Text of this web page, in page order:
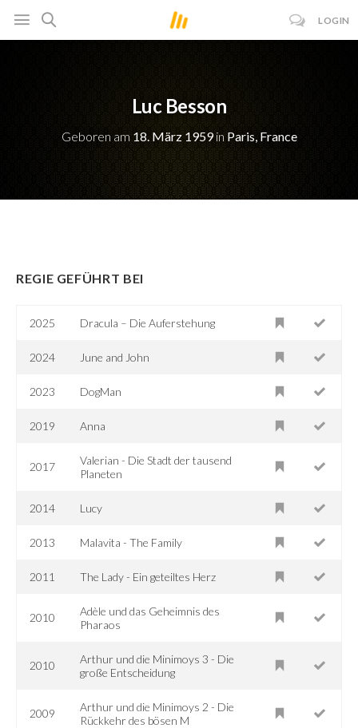
LOGIN
Luc Besson
Geboren am 18. März 1959in Paris, France
REGIE GEFÜHRT BEI
2025 Dracula – Die Auferstehung
2024 June and John
2023 DogMan
2019 Anna
2017
Valerian - Die Stadt der tausend
Planeten
2014 Lucy
2013 Malavita - The Family
2011 The Lady - Ein geteiltes Herz
2010
Adèle und das Geheimnis des
Pharaos
2010
Arthur und die Minimoys 3 - Die
große Entscheidung
2009
Arthur und die Minimoys 2 - Die
Rückkehr des bösen M